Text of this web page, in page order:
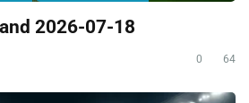
2026-07-18
0 64